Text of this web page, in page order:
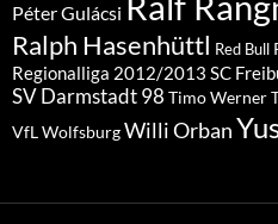
Péter Gulácsi
Ralph Hasenhüttl Red Bull
Regionalliga 2012/2013 SC
SV Darmstadt 98 Timo Werner
VfL WolfsburgWilli Orban